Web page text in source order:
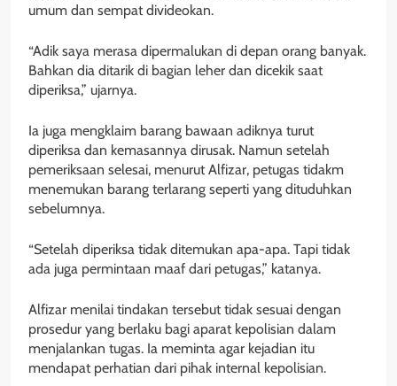
umum dan sempat divideokan.
“Adik saya merasa dipermalukan di depan orang banyak.
Bahkan dia ditarik di bagian leher dan dicekik saat
diperiksa,” ujarnya.
Ia juga mengklaim barang bawaan adiknya turut
diperiksa dan kemasannya dirusak. Namun setelah
pemeriksaan selesai, menurut Alfizar, petugas tidakm
menemukan barang terlarang seperti yang dituduhkan
sebelumnya.
“Setelah diperiksa tidak ditemukan apa-apa. Tapi tidak
ada juga permintaan maaf dari petugas,” katanya.
Alfizar menilai tindakan tersebut tidak sesuai dengan
prosedur yang berlaku bagi aparat kepolisian dalam
menjalankan tugas. Ia meminta agar kejadian itu
mendapat perhatian dari pihak internal kepolisian.